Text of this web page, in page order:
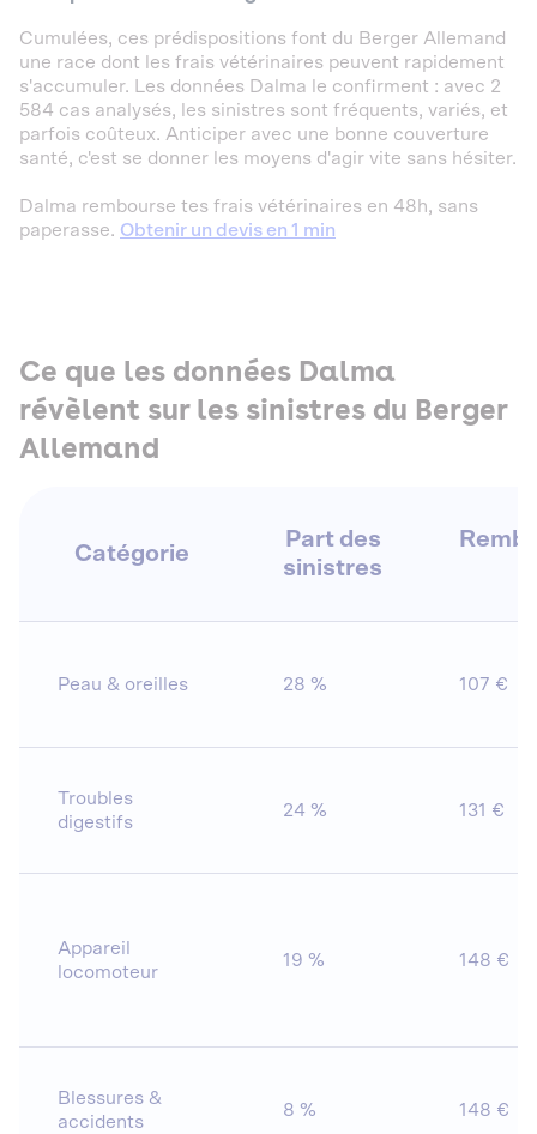
Cumulées, ces prédispositions font du Berger Allemand
une race dont les frais vétérinaires peuvent rapidement
s'accumuler. Les données Dalma le confirment : avec 2
584 cas analysés, les sinistres sont fréquents, variés, et
parfois coûteux. Anticiper avec une bonne couverture
santé, c'est se donner les moyens d'agir vite sans hésiter.
Dalma rembourse tes frais vétérinaires en 48h, sans
paperasse. Obtenir un devis en 1 min
Ce que les données Dalma
révèlent sur les sinistres du Berger
Allemand
Catégorie
Part des
sinistres
Peau & oreilles 28 % 107 €
Troubles
digestifs
24 % 131 €
Appareil
locomoteur
19 % 148 €
Blessures &
accidents
8 % 148 €